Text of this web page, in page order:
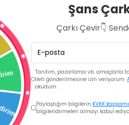
bir üründür. Koltuk, bebek
minder şeklinde oturak
Dünya düğmesi ile İngilizce,
Şans
Çarkı Çevir👇
Tanıtım, pazarlama vb. amaçlarla
ileti gönderilmesine izin veriyorum.
okudum.
Paylaştığım bilgilerin KVKK
bilgilendirmeleri almayı kabul